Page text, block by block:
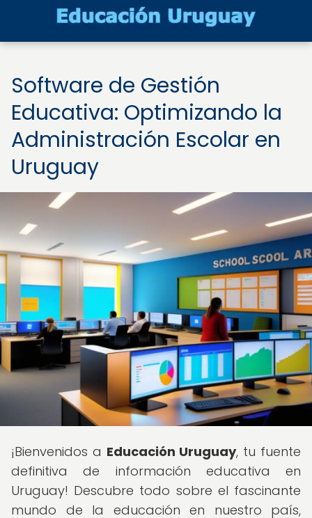
Software de Gestión
Educativa: Optimizando la
Administración Escolar en
Uruguay
¡Bienvenidos a Educación Uruguay, tu fuente
definitiva de información educativa en
Uruguay! Descubre todo sobre el fascinante
mundo de la educación en nuestro país,